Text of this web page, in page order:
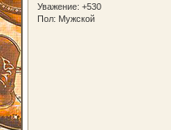
Уважение: +530
Пол: Мужской